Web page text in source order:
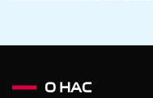
О НАС